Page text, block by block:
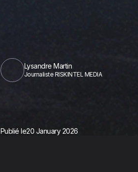
Lysandre Martin
Journaliste RISKINTEL MEDIA
Publié le20 January 2026